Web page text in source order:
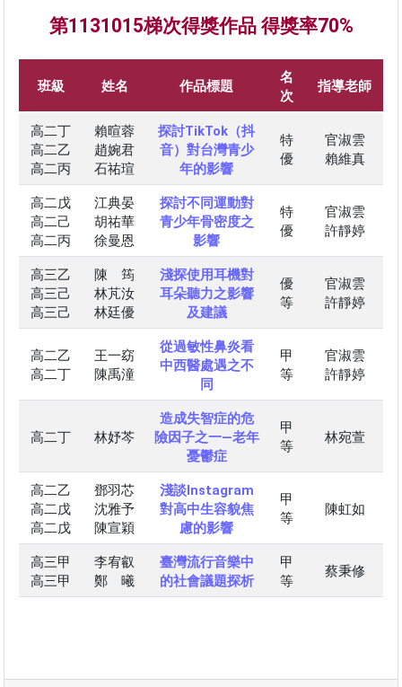
第1131015梯次得獎作品 得獎率70%
班級 姓名 作品標題
名
次
指導老師
高二丁
高二乙
高二丙
賴暄蓉
趙婉君
石祐瑄
探討TikTok（抖
音）對台灣青少
年的影響
特
優
官淑雲
賴維真
高二戊
高二己
高二丙
江典晏
胡祐華
徐曼恩
探討不同運動對
青少年骨密度之
影響
特
優
官淑雲
許靜婷
高三乙
高三己
高三己
陳 筠
林芃汝
林廷優
淺探使用耳機對
耳朵聽力之影響
及建議
優
等
官淑雲
許靜婷
高二乙
高二丁
王一窈
陳禹潼
從過敏性鼻炎看
中西醫處遇之不
同
甲
等
官淑雲
許靜婷
高二丁 林妤芩
造成失智症的危
險因子之一—老年
憂鬱症
甲
等
林宛萱
高二乙
高二戊
高二戊
鄧羽芯
沈雅予
陳宣穎
淺談Instagram
對高中生容貌焦
慮的影響
甲
等
陳虹如
高三甲
高三甲
李宥叡
鄭 曦
臺灣流行音樂中
的社會議題探析
甲
等
蔡秉修